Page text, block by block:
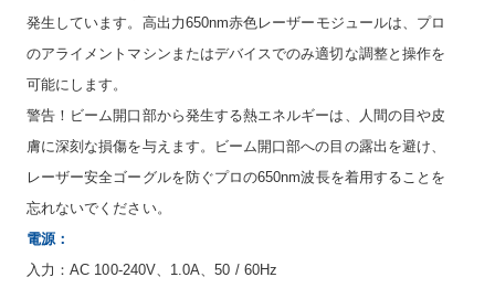
発生しています。高出力650nm赤色レーザーモジュールは、プロ
のアライメントマシンまたはデバイスでのみ適切な調整と操作を
可能にします。
警告！ビーム開口部から発生する熱エネルギーは、人間の目や皮
膚に深刻な損傷を与えます。ビーム開口部への目の露出を避け、
レーザー安全ゴーグルを防ぐプロの650nm波長を着用することを
忘れないでください。
電源：
入力：AC 100-240V、1.0A、50 / 60Hz